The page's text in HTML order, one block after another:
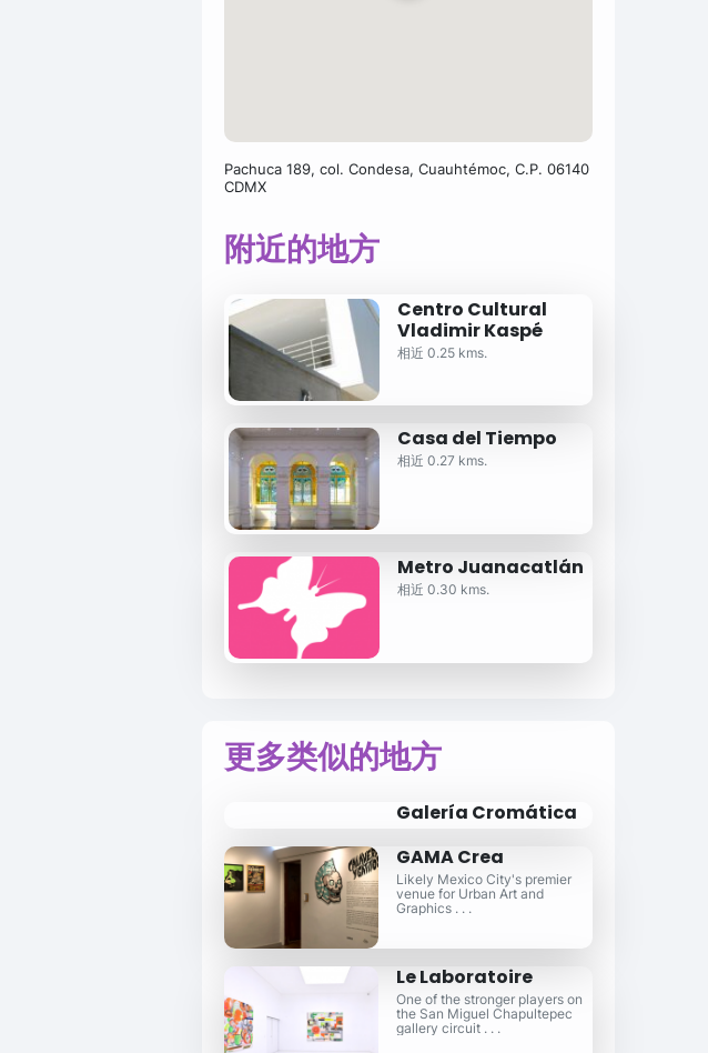
Pachuca 189, col. Condesa, Cuauhtémoc, C.P. 06140
CDMX
附近的地方
Centro Cultural
Vladimir Kaspé
相近 0.25 kms.
Casa del Tiempo
相近 0.27 kms.
Metro Juanacatlán
相近 0.30 kms.
更多类似的地方
Galería Cromática
GAMA Crea
Likely Mexico City's premier
venue for Urban Art and
Graphics . . .
Le Laboratoire
One of the stronger players on
the San Miguel Chapultepec
gallery circuit . . .